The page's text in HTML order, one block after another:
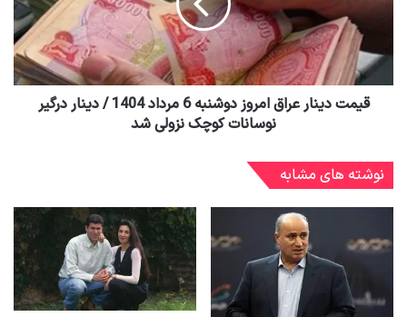
قیمت دینار عراق امروز دوشنبه 6 مرداد 1404 / دینار درگیر
نوسانات کوچک نزولی شد
نوشته های مشابه